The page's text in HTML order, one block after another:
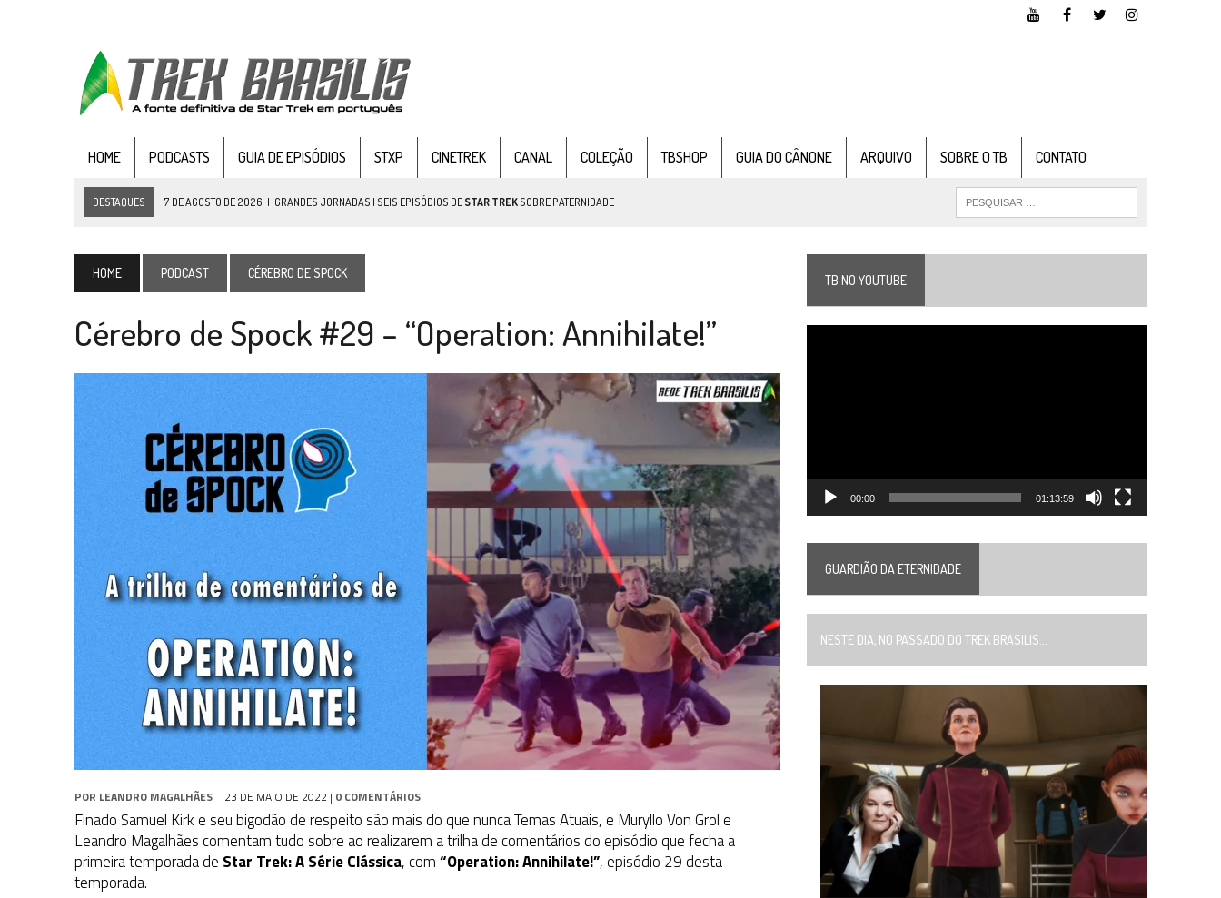
HOME PODCASTS GUIA DE EPISÓDIOS STXP CINETREK CANAL COLEÇÃO TBSHOP GUIA DO CÂNONE ARQUIVO SOBRE O TB CONTATO
DESTAQUES 7 DE AGOSTO DE 2026 | GRANDES JORNADAS | SEIS EPISÓDIOS DE STAR TREK SOBRE PATERNIDADE
NOVA TEMPORADA DE
5 DE AGOSTO DE 2026 | BALDE DO ODO #122 CHILDREN OF TIME
4 DE AGOSTO DE 2026 REVISITANDO “HIDE AND Q” (TNG 1×09)
VEJA FOTOS DO TERCEIRO EPISÓDIO DA 4ª TEMPORADA DE STRANGE NEW WORDS
PARAMOUNT E CBS DERRUBAM NOVO VÍDEO DO FILME DE FÃS AXANAR HORAS APÓS ESTREIA
TB AO VIVO | STAR TREK: STRANGE NEW WORLDS – “THE GRIFFIN INCIDENT” (4×02)
1 DE AGOSTO DE 2026 | ELENCO DE STRANGE NEW WORLDS ENCARA O FIM DE UMA ERA NA SDCC
8 DE AGOSTO DE 2026 | NOVO VOLUME DACOLEÇÃO TB ABORDA QUARTA TEMPORADA DEA NOVA GERAÇÃO
HOME PODCAST CÉREBRO DE SPOCK
Cérebro de Spock #29 – “Operation: Annihilate!”
POR LEANDRO MAGALHÃES 23 DE MAIO DE 2022 | 0 COMENTÁRIOS
Finado Samuel Kirk e seu bigodão de respeito são mais do que nunca Temas Atuais, e Muryllo Von Grol e
Leandro Magalhães comentam tudo sobre ao realizarem a trilha de comentários do episódio que fecha a
primeira temporada de Star Trek: A Série Clássica, com“Operation: Annihilate!”, episódio 29 desta
temporada.
TB NO YOUTUBE
00:00 01:13:59
GUARDIÃO DA ETERNIDADE
NESTE DIA, NO PASSADO DO TREK BRASILIS...